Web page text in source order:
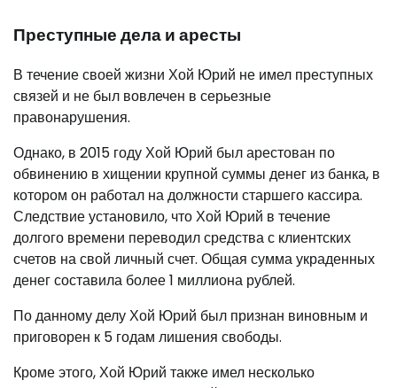
Преступные дела и аресты
В течение своей жизни Хой Юрий не имел преступных
связей и не был вовлечен в серьезные
правонарушения.
Однако, в 2015 году Хой Юрий был арестован по
обвинению в хищении крупной суммы денег из банка, в
котором он работал на должности старшего кассира.
Следствие установило, что Хой Юрий в течение
долгого времени переводил средства с клиентских
счетов на свой личный счет. Общая сумма украденных
денег составила более 1 миллиона рублей.
По данному делу Хой Юрий был признан виновным и
приговорен к 5 годам лишения свободы.
Кроме этого, Хой Юрий также имел несколько